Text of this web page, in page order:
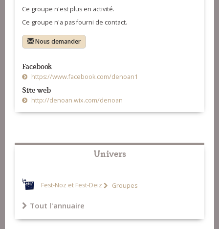
Ce groupe n'est plus en activité.
Ce groupe n'a pas fourni de contact.
Nous demander
Facebook
https://www.facebook.com/denoan1
Site web
http://denoan.wix.com/denoan
Univers
Fest-Noz et Fest-Deiz Groupes
Tout l'annuaire